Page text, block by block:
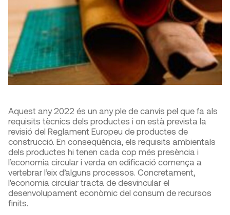
Aquest any 2022 és un any ple de canvis pel que fa als
requisits tècnics dels productes i on està prevista la
revisió del Reglament Europeu de productes de
construcció. En conseqüència, els requisits ambientals
dels productes hi tenen cada cop més presència i
l’economia circular i verda en edificació comença a
vertebrar l’eix d’alguns processos. Concretament,
l'economia circular tracta de desvincular el
desenvolupament econòmic del consum de recursos
finits.